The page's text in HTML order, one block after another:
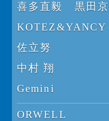
喜多直毅 黒田京
KOTEZ&YANCY
佐立努
中村 翔
Gemini
ORWELL